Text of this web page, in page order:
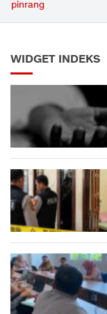
pinrang
WIDGET INDEKS